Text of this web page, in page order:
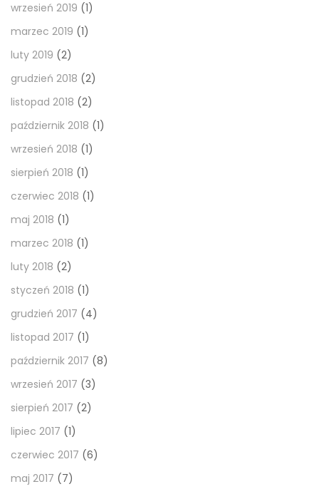
wrzesień 2019 (1)
marzec 2019 (1)
luty 2019 (2)
grudzień 2018 (2)
listopad 2018 (2)
październik 2018 (1)
wrzesień 2018 (1)
sierpień 2018 (1)
czerwiec 2018 (1)
maj 2018 (1)
marzec 2018 (1)
luty 2018 (2)
styczeń 2018 (1)
grudzień 2017 (4)
listopad 2017 (1)
październik 2017 (8)
wrzesień 2017 (3)
sierpień 2017 (2)
lipiec 2017 (1)
czerwiec 2017 (6)
maj 2017 (7)